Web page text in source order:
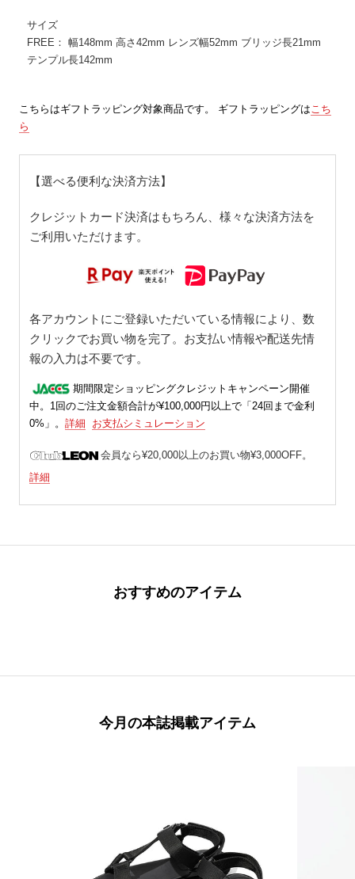
サイズ
FREE： 幅148mm 高さ42mm レンズ幅52mm ブリッジ長21mm
テンプル長142mm
こちらはギフトラッピング対象商品です。 ギフトラッピングはこち
ら
【選べる便利な決済方法】
クレジットカード決済はもちろん、様々な決済方法を
ご利用いただけます。
各アカウントにご登録いただいている情報により、数
クリックでお買い物を完了。お支払い情報や配送先情
報の入力は不要です。
期間限定ショッピングクレジットキャンペーン開催
中。1回のご注文金額合計が¥100,000円以上で「24回まで金利
0%」。 詳細 お支払シミュレーション
会員なら¥20,000以上のお買い物¥3,000OFF。
詳細
おすすめのアイテム
今月の本誌掲載アイテム